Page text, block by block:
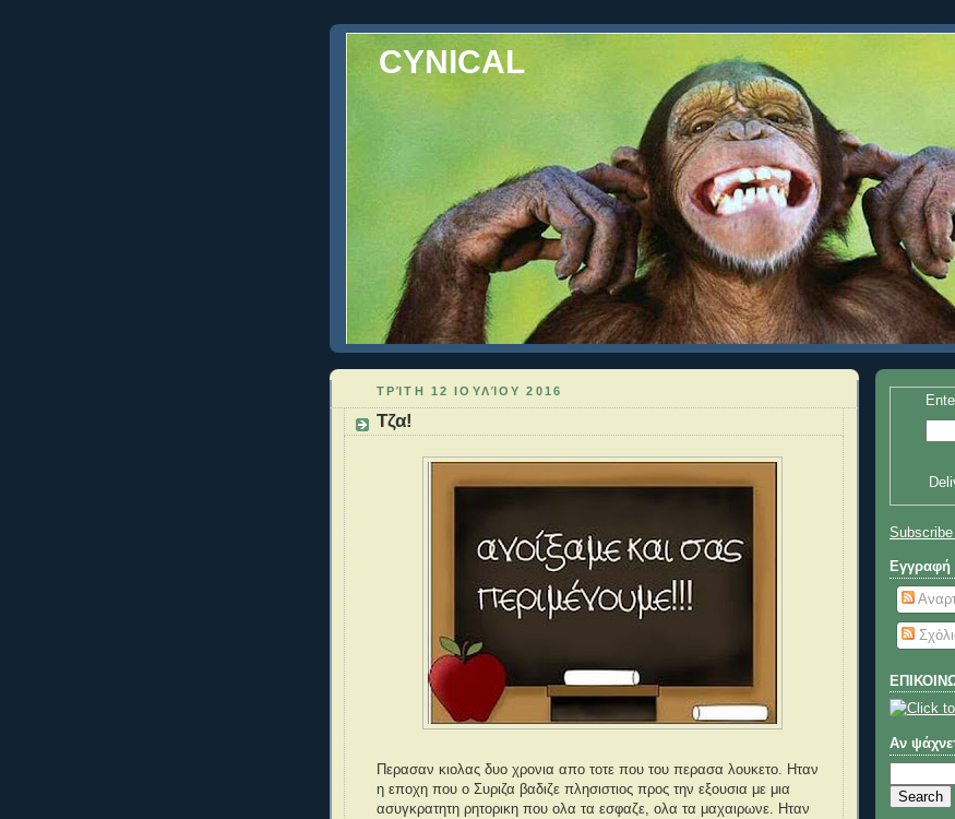
CYNICAL
ΤΡΊΤΗ 12 ΙΟΥΛΊΟΥ 2016
Τζα!
Περασαν κιολας δυο χρονια απο τοτε που του περασα λουκετο. Ηταν
η εποχη που ο Συριζα βαδιζε πλησιστιος προς την εξουσια με μια
ασυγκρατητη ρητορικη που ολα τα εσφαζε, ολα τα μαχαιρωνε. Ηταν
Εγγραφή
Αν